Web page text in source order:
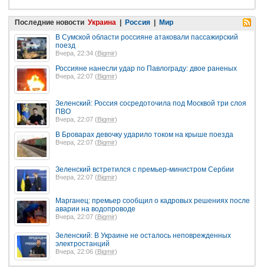
Последние новости Украина | Россия | Мир
В Сумской области россияне атаковали пассажирский
поезд
Вчера, 22:34 (Bigmir)
Россияне нанесли удар по Павлограду: двое раненых
Вчера, 22:07 ( Bigmir)
Зеленский: Россия сосредоточила под Москвой три слоя
ПВО
Вчера, 22:07 (Bigmir)
В Броварах девочку ударило током на крыше поезда
Вчера, 22:07 ( Bigmir)
Зеленский встретился с премьер-министром Сербии
Вчера, 22:07 (Bigmir)
Марганец: премьер сообщил о кадровых решениях после
аварии на водопроводе
Вчера, 22:07 ( Bigmir)
Зеленский: В Украине не осталось неповрежденных
электростанций
Вчера, 22:06 (Bigmir)